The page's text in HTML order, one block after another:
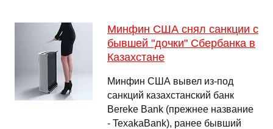
Минфин США снял санкции с
бывшей "дочки" Сбербанка в
Казахстане
Минфин США вывел из-под
санкций казахстанский банк
Bereke Bank (прежнее название
- TexakaBank), ранее бывший